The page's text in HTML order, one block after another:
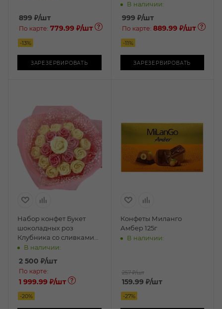
899 ₽/шт
По карте: 779.99 ₽/шт
-13%
ЗАРЕЗЕРВИРОВАТЬ
В наличии:
999₽/шт
По карте: 889.99 ₽/шт
-11%
ЗАРЕЗЕРВИРОВАТЬ
Набор конфет Букет
шоколадных роз
Клубника со сливками
225гВ наличии:
2 500 ₽/шт
По карте:
1 999.99 ₽/шт
-20%
Конфеты Миланго
Амбер 125г
В наличии:
257 ₽/шт
159.99₽/шт
-27%